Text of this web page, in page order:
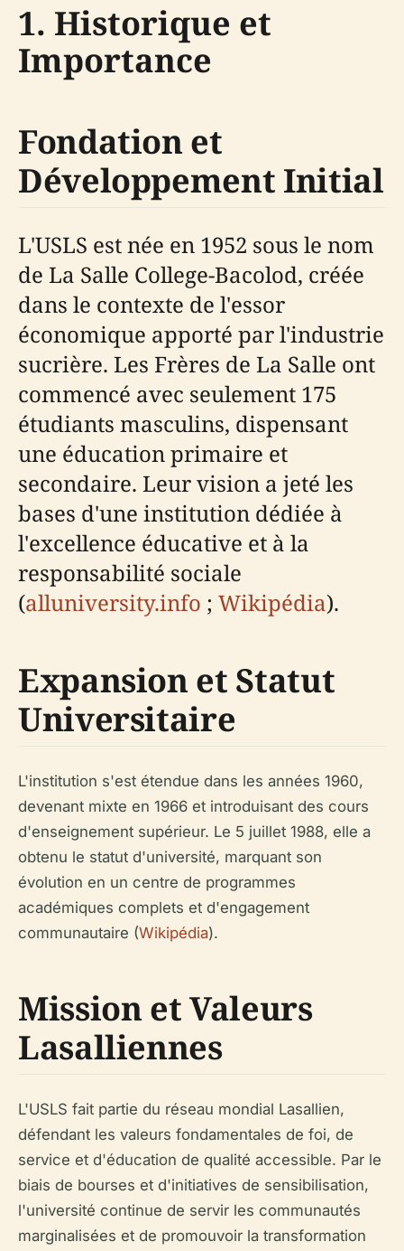
1. Historique et
Importance
Fondation et
Développement Initial
L'USLS est née en 1952 sous le nom
de La Salle College-Bacolod, créée
dans le contexte de l'essor
économique apporté par l'industrie
sucrière. Les Frères de La Salle ont
commencé avec seulement 175
étudiants masculins, dispensant
une éducation primaire et
secondaire. Leur vision a jeté les
bases d'une institution dédiée à
l'excellence éducative et à la
responsabilité sociale
(alluniversity.info ; Wikipédia).
Expansion et Statut
Universitaire
L'institution s'est étendue dans les années 1960,
devenant mixte en 1966 et introduisant des cours
d'enseignement supérieur. Le 5 juillet 1988, elle a
obtenu le statut d'université, marquant son
évolution en un centre de programmes
académiques complets et d'engagement
communautaire (Wikipédia).
Mission et Valeurs
Lasalliennes
L'USLS fait partie du réseau mondial Lasallien,
défendant les valeurs fondamentales de foi, de
service et d'éducation de qualité accessible. Par le
biais de bourses et d'initiatives de sensibilisation,
l'université continue de servir les communautés
marginalisées et de promouvoir la transformation